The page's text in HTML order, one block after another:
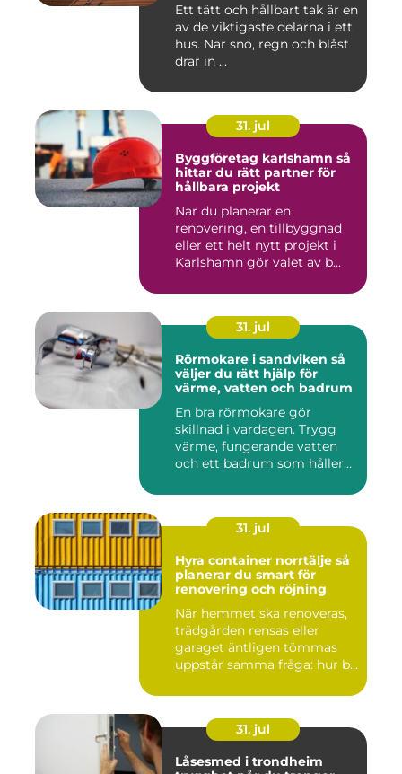
Ett tätt och hållbart tak är en
av de viktigaste delarna i ett
hus. När snö, regn och blåst
drar in ...
31. jul
Byggföretag karlshamn så
hittar du rätt partner för
hållbara projekt
När du planerar en
renovering, en tillbyggnad
eller ett helt nytt projekt i
Karlshamn gör valet av b...
31. jul
Rörmokare i sandviken så
väljer du rätt hjälp för
värme, vatten och badrum
En bra rörmokare gör
skillnad i vardagen. Trygg
värme, fungerande vatten
och ett badrum som håller
31. jul
Hyra container norrtälje så
planerar du smart för
renovering och röjning
När hemmet ska renoveras,
trädgården rensas eller
garaget äntligen tömmas
uppstår samma fråga: hur b...
31. jul
Låsesmed i trondheim